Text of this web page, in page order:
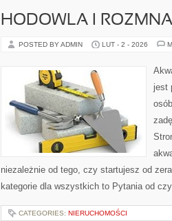
HODOWLA I
POSTED BY ADMIN LUT - 2 - 2026
jest
niezależnie od tego, czy startujesz od
kategorie dla wszystkich to Pytania od
CATEGORIES: NIERUCHOMOŚCI